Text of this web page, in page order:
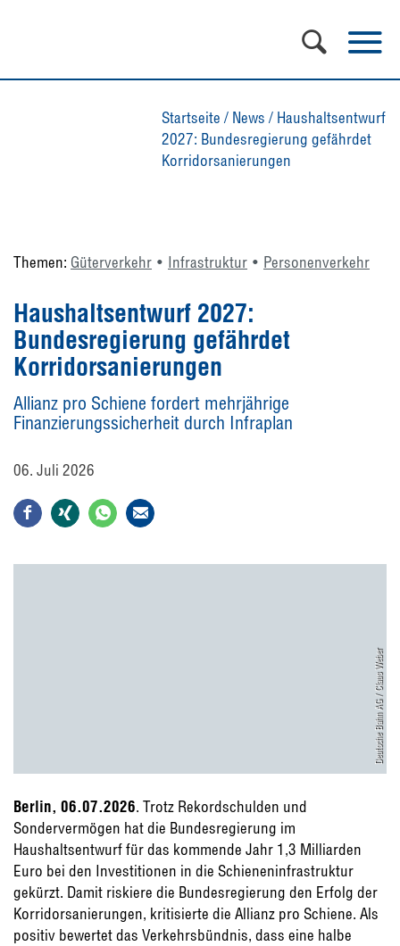
Startseite / News / Haushaltsentwurf
2027: Bundesregierung gefährdet
Korridorsanierungen
Themen: Güterverkehr Infrastruktur Personenverkehr
Haushaltsentwurf 2027:
Bundesregierung gefährdet
Korridorsanierungen
Allianz pro Schiene fordert mehrjährige
Finanzierungssicherheit durch Infraplan
06. Juli 2026
Deutsche Bahn AG / Claus Weber
Berlin, 06.07.2026. Trotz Rekordschulden und
Sondervermögen hat die Bundesregierung im
Haushaltsentwurf für das kommende Jahr 1,3 Milliarden
Euro bei den Investitionen in die Schieneninfrastruktur
gekürzt. Damit riskiere die Bundesregierung den Erfolg der
Korridorsanierungen, kritisierte die Allianz pro Schiene. Als
positiv bewertet das Verkehrsbündnis, dass eine halbe